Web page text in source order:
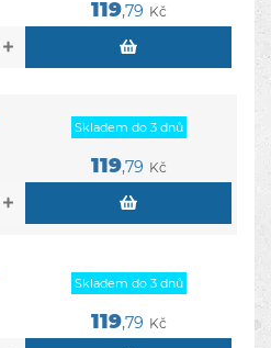
119,79 Kč
Skladem do 3 dnů
119,79 Kč
Skladem do 3 dnů
119,79 Kč